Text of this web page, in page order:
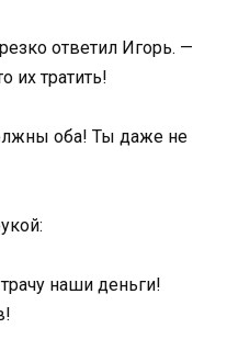
ответил Игорь. —
их тратить!
оба! Ты даже не
наши деньги!